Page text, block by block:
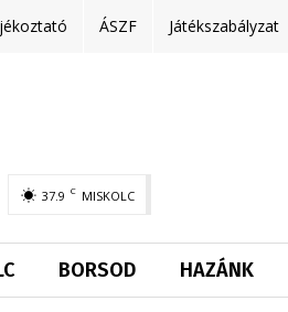
ÁSZF Játékszabályzat
37.9 C MISKOLC
BORSOD HAZÁNK